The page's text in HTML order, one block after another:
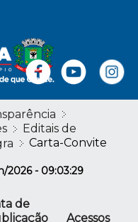
Editais de
Carta-Convite
2026 - 09:03:29
de
Acessos